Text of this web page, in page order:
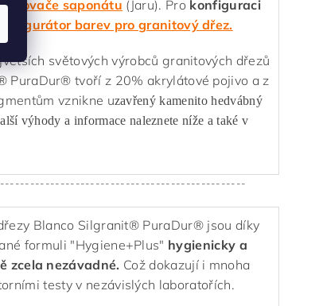
saponátu (Jaru). Pro konfiguraci
barev pro granitový dřez.
světových výrobců granitových dřezů
PuraDur® tvoří z 20% akrylátové pojivo a z
vznikne uzavřený kamenito hedvábný
výhody a informace naleznete níže a také v
Blanco Silgranit® PuraDur® jsou díky
formuli "Hygiene+Plus" hygienicky a
zcela nezávadné. Což dokazují i mnoha
testy v nezávislých laboratořích.